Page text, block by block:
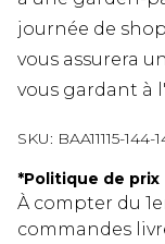
journée de
vous assurera
vous gardant à
SKU: BAA11115-144-
*Politique de prix
À compter du
commandes